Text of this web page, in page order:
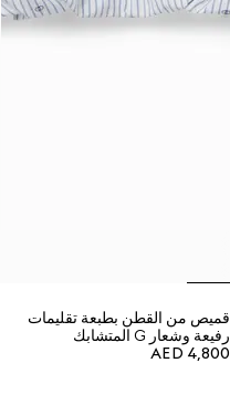
قميص من القطن بطبعة تقليمات
رفيعة وشعار G المتشابك
AED 4,800